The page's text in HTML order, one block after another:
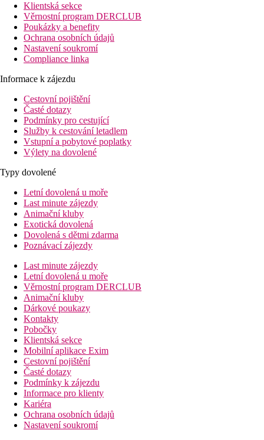
Klientská sekce
Věrnostní program DERCLUB
Poukázky a benefity
Ochrana osobních údajů
Nastavení soukromí
Compliance linka
Informace k zájezdu
Cestovní pojištění
Časté dotazy
Podmínky pro cestující
Služby k cestování letadlem
Vstupní a pobytové poplatky
Výlety na dovolené
Typy dovolené
Letní dovolená u moře
Last minute zájezdy
Animační kluby
Exotická dovolená
Dovolená s dětmi zdarma
Poznávací zájezdy
Last minute zájezdy
Letní dovolená u moře
Věrnostní program DERCLUB
Animační kluby
Dárkové poukazy
Kontakty
Pobočky
Klientská sekce
Mobilní aplikace Exim
Cestovní pojištění
Časté dotazy
Podmínky k zájezdu
Informace pro klienty
Kariéra
Ochrana osobních údajů
Nastavení soukromí